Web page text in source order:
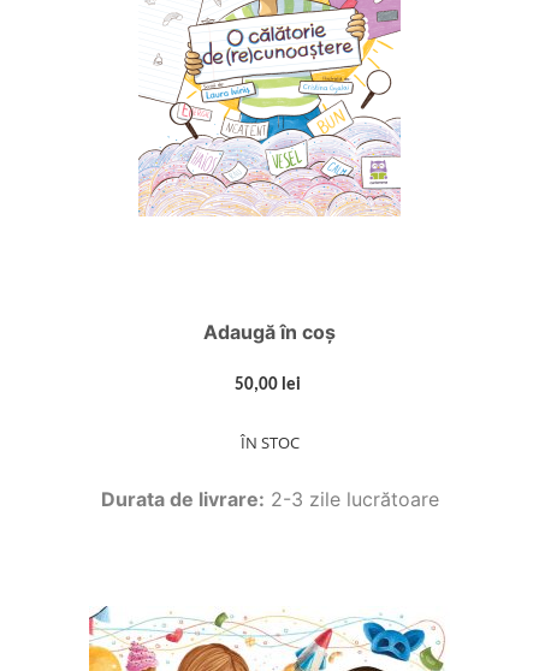
Adaugă în coș
50,00 lei
ÎN STOC
Durata de livrare: 2-3 zile lucrătoare